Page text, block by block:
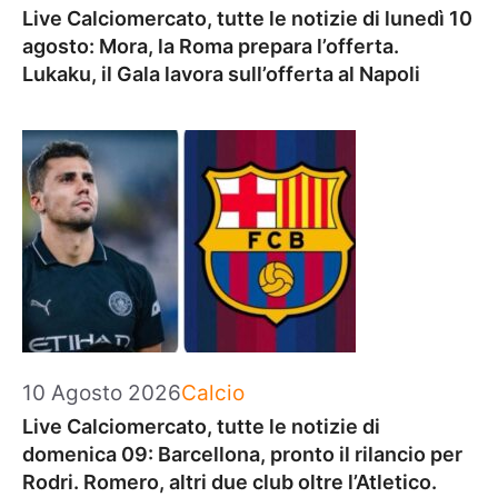
Live Calciomercato, tutte le notizie di lunedì 10
agosto: Mora, la Roma prepara l’offerta.
Lukaku, il Gala lavora sull’offerta al Napoli
10 Agosto 2026Categorie
Calcio
Live Calciomercato, tutte le notizie di
domenica 09: Barcellona, pronto il rilancio per
Rodri. Romero, altri due club oltre l’Atletico.